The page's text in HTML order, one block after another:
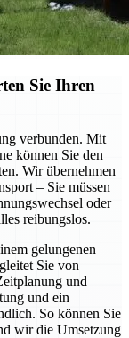
Sie Ihren
verbunden. Mit
können Sie den
Wir übernehmen
– Sie müssen
oder
reibungslos.
gelungenen
Sie von
und
und ein
So können Sie
wir die Umsetzung